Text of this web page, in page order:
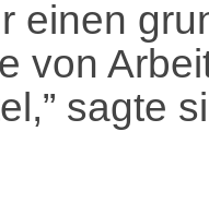
einen
von
sagte